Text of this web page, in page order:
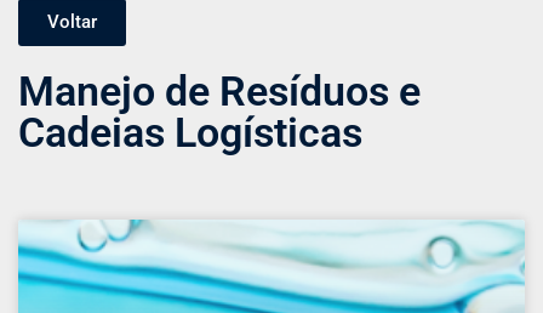
Voltar
Manejo de Resíduos e
Cadeias Logísticas